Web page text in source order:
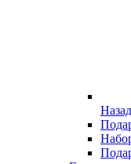
Назад